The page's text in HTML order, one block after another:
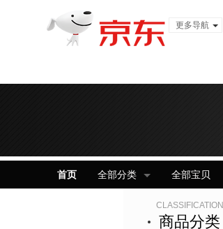
更多导航
首页 全部分类 全部宝贝
CLASSIFICATION
商品分类